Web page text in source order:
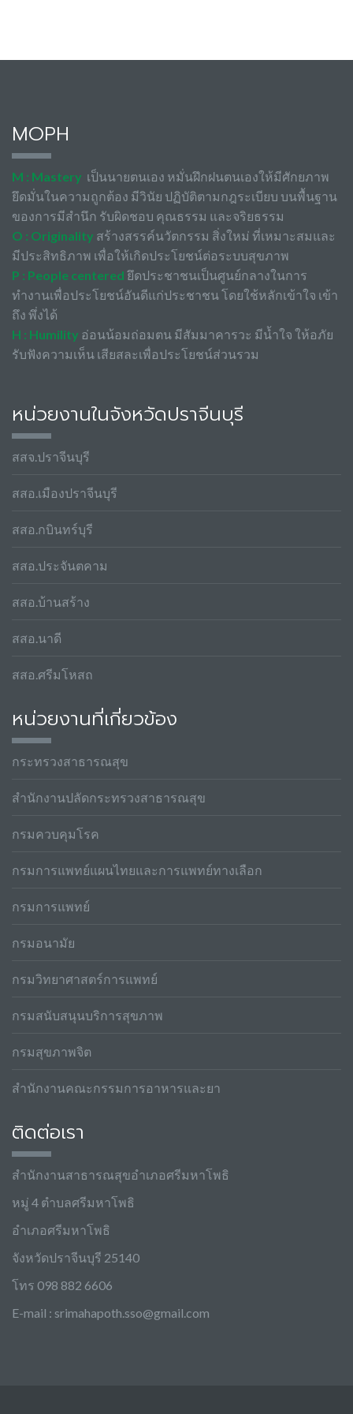
MOPH
M : Mastery เป็นนายตนเอง หมั่นฝึกฝนตนเองให้มีศักยภาพ
ยึดมั่นในความถูกต้อง มีวินัย ปฏิบัติตามกฎระเบียบ บนพื้นฐาน
ของการมีสำนึก รับผิดชอบ คุณธรรม และจริยธรรม
O : Originality สร้างสรรค์นวัตกรรม สิ่งใหม่ ที่เหมาะสมและ
มีประสิทธิภาพ เพื่อให้เกิดประโยชน์ต่อระบบสุขภาพ
P : People centered ยึดประชาชนเป็นศูนย์กลางในการ
ทำงานเพื่อประโยชน์อันดีแก่ประชาชน โดยใช้หลักเข้าใจ เข้า
ถึง พึ่งได้
H : Humility อ่อนน้อมถ่อมตน มีสัมมาคารวะ มีน้ำใจ ให้อภัย
รับฟังความเห็น เสียสละเพื่อประโยชน์ส่วนรวม
หน่วยงานในจังหวัดปราจีนบุรี
สสจ.ปราจีนบุรี
สสอ.เมืองปราจีนบุรี
สสอ.กบินทร์บุรี
สสอ.ประจันตคาม
สสอ.บ้านสร้าง
สสอ.นาดี
สสอ.ศรีมโหสถ
หน่วยงานที่เกี่ยวข้อง
กระทรวงสาธารณสุข
สำนักงานปลัดกระทรวงสาธารณสุข
กรมควบคุมโรค
กรมการแพทย์แผนไทยและการแพทย์ทางเลือก
กรมการแพทย์
กรมอนามัย
กรมวิทยาศาสตร์การแพทย์
กรมสนับสนุนบริการสุขภาพ
กรมสุขภาพจิต
สำนักงานคณะกรรมการอาหารและยา
ติดต่อเรา
สำนักงานสาธารณสุขอำเภอศรีมหาโพธิ
หมู่ 4 ตำบลศรีมหาโพธิ
อำเภอศรีมหาโพธิ
จังหวัดปราจีนบุรี 25140
โทร 098 882 6606
E-mail : srimahapoth.sso@gmail.com